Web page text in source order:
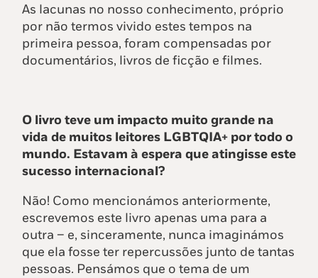
As lacunas no nosso conhecimento, próprio
por não termos vivido estes tempos na
primeira pessoa, foram compensadas por
documentários, livros de ficção e filmes.
O livro teve um impacto muito grande na
vida de muitos leitores LGBTQIA+ por todo o
mundo. Estavam à espera que atingisse este
sucesso internacional?
Não! Como mencionámos anteriormente,
escrevemos este livro apenas uma para a
outra – e, sinceramente, nunca imaginámos
que ela fosse ter repercussões junto de tantas
pessoas. Pensámos que o tema de um